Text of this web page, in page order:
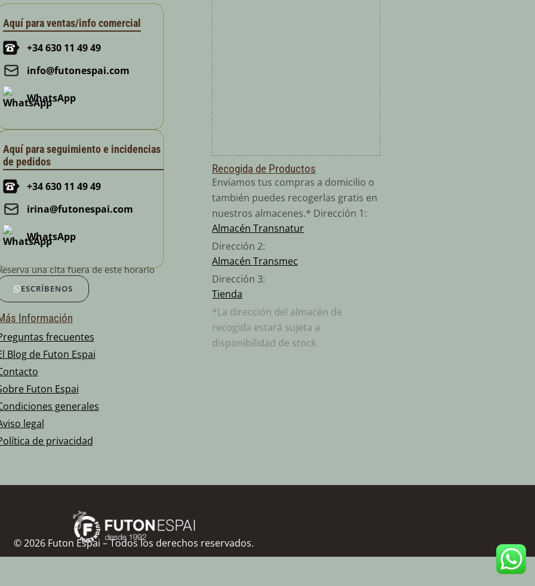
Aquí para ventas/info comercial
+34 630 11 49 49
info@futonespai.com
WhatsApp
Aquí para seguimiento e incidencias
de pedidos
+34 630 11 49 49
irina@futonespai.com
WhatsApp
una cita fuera de este horario
ESCRÍBENOS
Información
frecuentes
Blog de Futon Espai
Futon Espai
generales
legal
de privacidad
Recogida de Productos
Enviamos tus compras a domicilio o
también puedes recogerlas gratis en
nuestros almacenes.* Dirección 1:
Almacén Transnatur
Dirección 2:
Almacén Transmec
Dirección 3:
Tienda
*La dirección del almacén de
recogida estará sujeta a
disponibilidad de stock.
©2026 Futon Espai – Todos los derechos reservados.